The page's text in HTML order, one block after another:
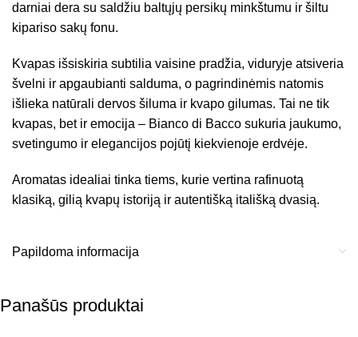
darniai dera su saldžiu baltųjų persikų minkštumu ir šiltu
kipariso sakų fonu.
Kvapas išsiskiria subtilia vaisine pradžia, viduryje atsiveria
švelni ir apgaubianti salduma, o pagrindinėmis natomis
išlieka natūrali dervos šiluma ir kvapo gilumas. Tai ne tik
kvapas, bet ir emocija – Bianco di Bacco sukuria jaukumo,
svetingumo ir elegancijos pojūtį kiekvienoje erdvėje.
Aromatas idealiai tinka tiems, kurie vertina rafinuotą
klasiką, gilią kvapų istoriją ir autentišką itališką dvasią.
Papildoma informacija
Panašūs produktai